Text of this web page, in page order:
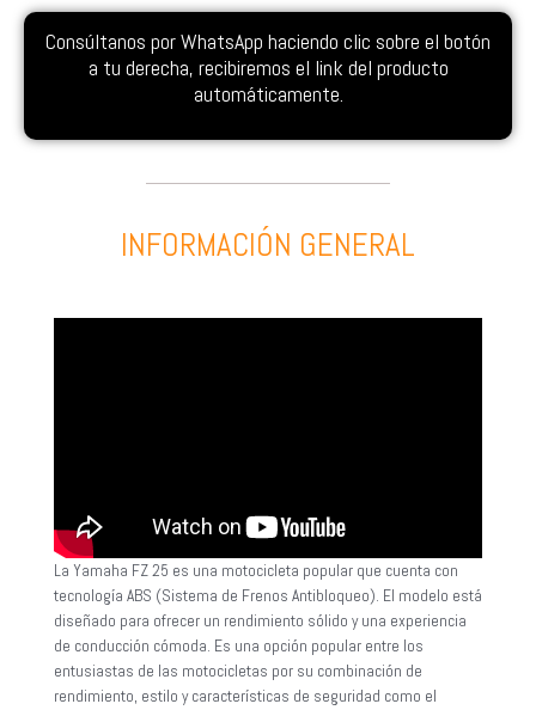
Consúltanos por WhatsApp haciendo clic sobre el botón
a tu derecha, recibiremos el link del producto
automáticamente.
INFORMACIÓN GENERAL
La Yamaha FZ 25 es una motocicleta popular que cuenta con
tecnología ABS (Sistema de Frenos Antibloqueo). El modelo está
diseñado para ofrecer un rendimiento sólido y una experiencia
de conducción cómoda. Es una opción popular entre los
entusiastas de las motocicletas por su combinación de
rendimiento, estilo y características de seguridad como el